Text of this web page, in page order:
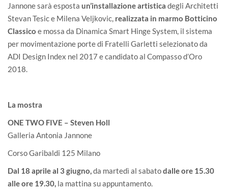
Jannone sarà esposta un’installazione artistica degli Architetti
Stevan Tesic e Milena Veljkovic, realizzata in marmo Botticino
Classico e mossa da Dinamica Smart Hinge System, il sistema
per movimentazione porte di Fratelli Garletti selezionato da
ADI Design Index nel 2017 e candidato al Compasso d’Oro
2018.
La mostra
ONE TWO FIVE – Steven Holl
Galleria Antonia Jannone
Corso Garibaldi 125 Milano
Dal 18 aprile al 3 giugno,da martedì al sabatodalle ore 15.30
alle ore 19.30, la mattina su appuntamento.